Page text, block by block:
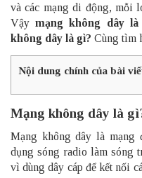
và các mạng di động, mỗi
Vậymạng không dây
không dây là gì? Cùng tìm
Nội dung chính của bài
Mạng không dây là
Mạng không dây là mạng
dụng sóng radio làm sóng
vì dùng dây cáp để kết nối